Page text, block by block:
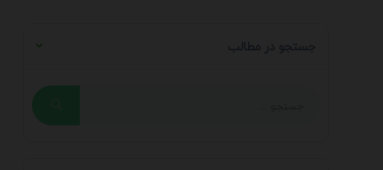
جستجو در مطالب